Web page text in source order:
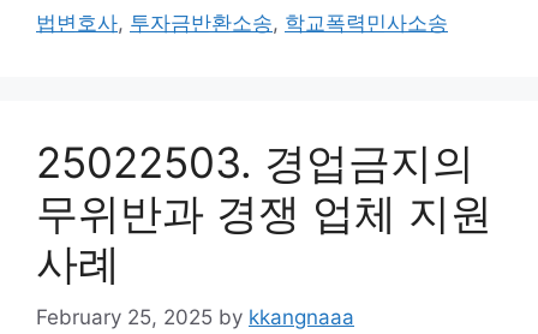
법변호사, 투자금반환소송, 학교폭력민사소송
25022503. 경업금지의
무위반과 경쟁 업체 지원
사례
February 25, 2025 by kkangnaaa